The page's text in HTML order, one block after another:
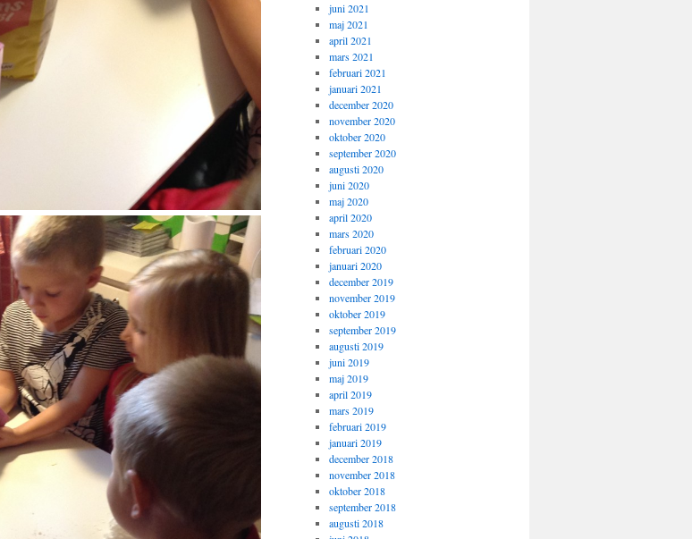
juni 2021
maj 2021
april 2021
mars 2021
februari 2021
januari 2021
december 2020
november 2020
oktober 2020
september 2020
augusti 2020
juni 2020
maj 2020
april 2020
mars 2020
februari 2020
januari 2020
december 2019
november 2019
oktober 2019
september 2019
augusti 2019
juni 2019
maj 2019
april 2019
mars 2019
februari 2019
januari 2019
december 2018
november 2018
oktober 2018
september 2018
augusti 2018